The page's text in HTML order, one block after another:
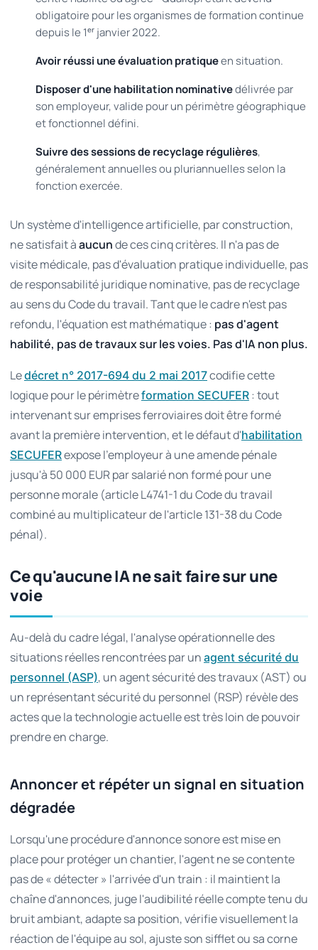
obligatoire pour les organismes de formation continue
depuis le 1ᵉʳ janvier 2022.
Avoir réussi une évaluation pratiqueen situation.
Disposer d'une habilitation nominativedélivrée par
son employeur, valide pour un périmètre géographique
et fonctionnel défini.
Suivre des sessions de recyclage régulières,
généralement annuelles ou pluriannuelles selon la
fonction exercée.
Un système d'intelligence artificielle, par construction,
ne satisfait àaucunde ces cinq critères. Il n'a pas de
visite médicale, pas d'évaluation pratique individuelle, pas
de responsabilité juridique nominative, pas de recyclage
au sens du Code du travail. Tant que le cadre n'est pas
refondu, l'équation est mathématique : pas d'agent
habilité, pas de travaux sur les voies. Pas d'IA non plus.
Ledécret n° 2017-694 du 2 mai 2017codifie cette
logique pour le périmètreformation SECUFER : tout
intervenant sur emprises ferroviaires doit être formé
avant la première intervention, et le défaut d'habilitation
SECUFERexpose l'employeur à une amende pénale
jusqu'à 50 000 EUR par salarié non formé pour une
personne morale (article L4741-1 du Code du travail
combiné au multiplicateur de l'article 131-38 du Code
pénal).
Ce qu'aucune IA ne sait faire sur une
voie
Au-delà du cadre légal, l'analyse opérationnelle des
situations réelles rencontrées par un agent sécurité du
personnel (ASP), un agent sécurité des travaux (AST) ou
un représentant sécurité du personnel (RSP) révèle des
actes que la technologie actuelle est très loin de pouvoir
prendre en charge.
Annoncer et répéter un signal en situation
dégradée
Lorsqu'une procédure d'annonce sonore est mise en
place pour protéger un chantier, l'agent ne se contente
pas de « détecter » l'arrivée d'un train : il maintient la
chaîne d'annonces, juge l'audibilité réelle compte tenu du
bruit ambiant, adapte sa position, vérifie visuellement la
réaction de l'équipe au sol, ajuste son sifflet ou sa corne